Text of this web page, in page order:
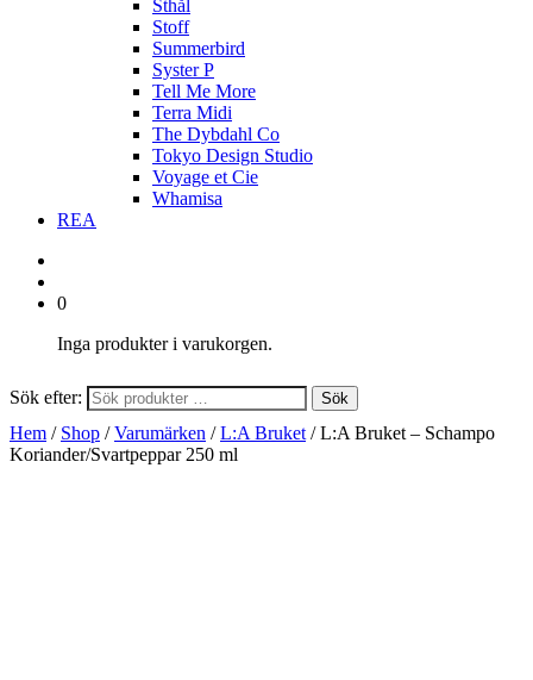
Sthål
Stoff
Summerbird
Syster P
Tell Me More
Terra Midi
The Dybdahl Co
Tokyo Design Studio
Voyage et Cie
Whamisa
REA
0
Inga produkter i varukorgen.
Sök efter: Sök
Hem / Shop /Varumärken /L:A Bruket / L:A Bruket – Schampo
Koriander/Svartpeppar 250 ml